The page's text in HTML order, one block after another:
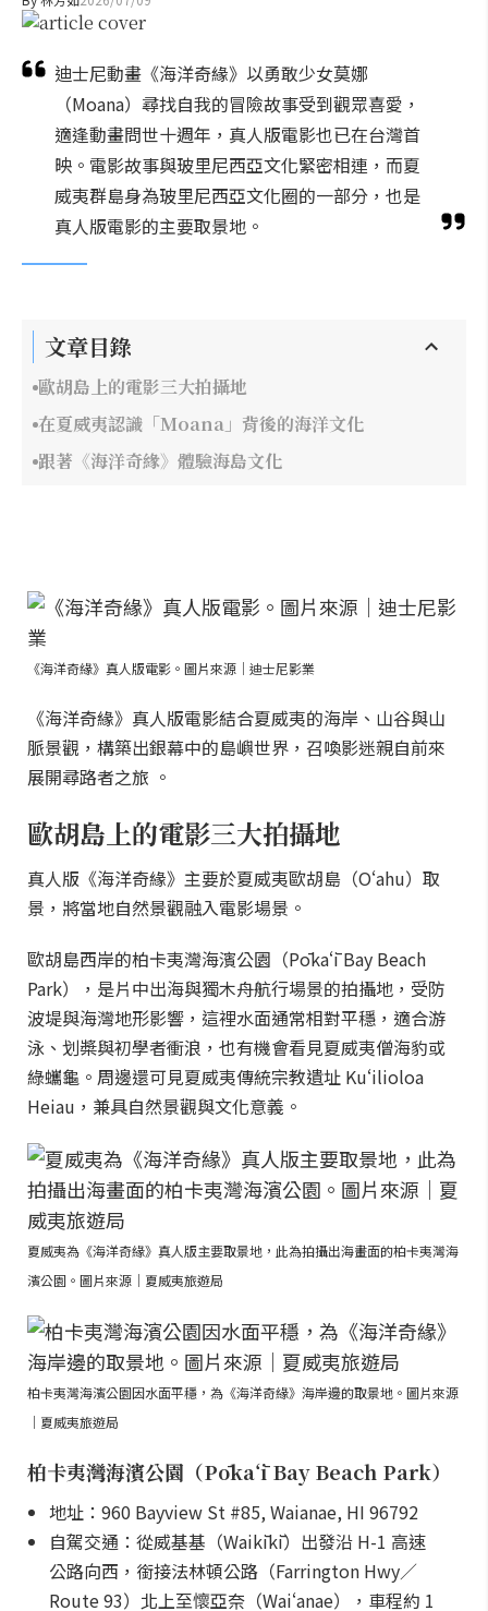
迪士尼動畫《海洋奇緣》以勇敢少女莫娜
（Moana）尋找自我的冒險故事受到觀眾喜愛，
適逢動畫問世十週年，真人版電影也已在台灣首
映。電影故事與玻里尼西亞文化緊密相連，而夏
威夷群島身為玻里尼西亞文化圈的一部分，也是
真人版電影的主要取景地。
文章目錄
歐胡島上的電影三大拍攝地
在夏威夷認識「Moana」背後的海洋文化
跟著《海洋奇緣》體驗海島文化
《海洋奇緣》真人版電影。圖片來源｜迪士尼影業
《海洋奇緣》真人版電影結合夏威夷的海岸、山谷與山
脈景觀，構築出銀幕中的島嶼世界，召喚影迷親自前來
展開尋路者之旅 。
歐胡島上的電影三大拍攝地
真人版《海洋奇緣》主要於夏威夷歐胡島（Oʻahu）取
景，將當地自然景觀融入電影場景。
歐胡島西岸的柏卡夷灣海濱公園（Pōkaʻī Bay Beach
Park），是片中出海與獨木舟航行場景的拍攝地，受防
波堤與海灣地形影響，這裡水面通常相對平穩，適合游
泳、划槳與初學者衝浪，也有機會看見夏威夷僧海豹或
綠蠵龜。周邊還可見夏威夷傳統宗教遺址 Kuʻilioloa
Heiau，兼具自然景觀與文化意義。
夏威夷為《海洋奇緣》真人版主要取景地，此為拍攝出海畫面的柏卡夷灣海
濱公園。圖片來源｜夏威夷旅遊局
柏卡夷灣海濱公園因水面平穩，為《海洋奇緣》海岸邊的取景地。圖片來源
｜夏威夷旅遊局
柏卡夷灣海濱公園（Pōkaʻī Bay Beach Park）
地址：960 Bayview St #85, Waianae, HI 96792
自駕交通：從威基基（Waikīkī）出發沿 H-1 高速
公路向西，銜接法林頓公路（Farrington Hwy／
Route 93）北上至懷亞奈（Waiʻanae），車程約 1